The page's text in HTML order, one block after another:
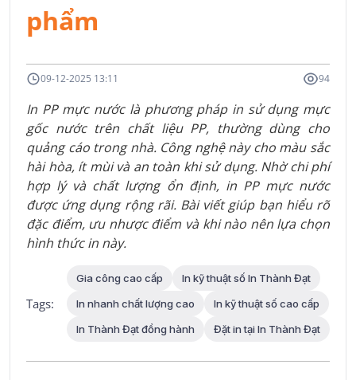
phẩm
09-12-2025 13:11 94
In PP mực nước là phương pháp in sử dụng mực
gốc nước trên chất liệu PP, thường dùng cho
quảng cáo trong nhà. Công nghệ này cho màu sắc
hài hòa, ít mùi và an toàn khi sử dụng. Nhờ chi phí
hợp lý và chất lượng ổn định, in PP mực nước
được ứng dụng rộng rãi. Bài viết giúp bạn hiểu rõ
đặc điểm, ưu nhược điểm và khi nào nên lựa chọn
hình thức in này.
Tags:
Gia công cao cấp
In kỹ thuật số In Thành Đạt
In nhanh chất lượng cao
In kỹ thuật số cao cấp
In Thành Đạt đồng hành
Đặt in tại In Thành Đạt